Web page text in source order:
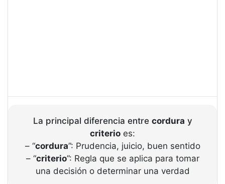
La principal diferencia entre cordura y
criterio es:
– “cordura”: Prudencia, juicio, buen sentido
– “criterio”: Regla que se aplica para tomar
una decisión o determinar una verdad